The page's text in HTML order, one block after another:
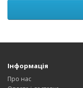
Інформація
Про нас